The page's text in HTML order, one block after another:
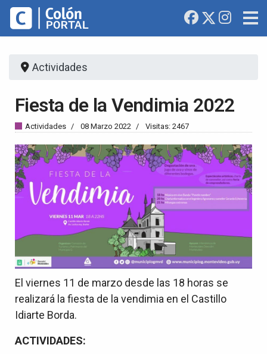
Actividades
Fiesta de la Vendimia 2022
Actividades 08 Marzo 2022 Visitas: 2467
El viernes 11 de marzo desde las 18 horas se
realizará la fiesta de la vendimia en el Castillo
Idiarte Borda.
ACTIVIDADES: